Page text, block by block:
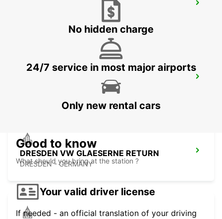
DRESDEN RAILWAY DELIVERY CITY
DRESDEN CITY NO TRUCKS
DRESDEN VW GLAESERNE RETURN
DRESDEN - GERMANY
No hidden charge
24/7 service in most major airports
Only new rental cars
Good to know
What should you bring at the station ?
Your valid driver license
If needed - an official translation of your driving